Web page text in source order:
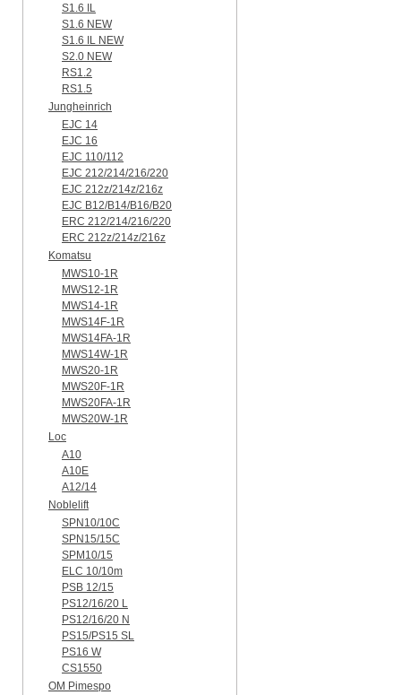
S1.6 IL
S1.6 NEW
S1.6 IL NEW
S2.0 NEW
RS1.2
RS1.5
Jungheinrich
EJC 14
EJC 16
EJC 110/112
EJC 212/214/216/220
EJC 212z/214z/216z
EJC B12/B14/B16/B20
ERC 212/214/216/220
ERC 212z/214z/216z
Komatsu
MWS10-1R
MWS12-1R
MWS14-1R
MWS14F-1R
MWS14FA-1R
MWS14W-1R
MWS20-1R
MWS20F-1R
MWS20FA-1R
MWS20W-1R
Loc
A10
A10E
A12/14
Noblelift
SPN10/10C
SPN15/15C
SPM10/15
ELC 10/10m
PSB 12/15
PS12/16/20 L
PS12/16/20 N
PS15/PS15 SL
PS16 W
CS1550
OM Pimespo